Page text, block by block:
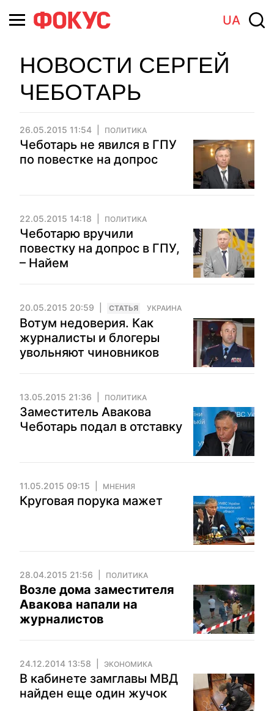
UA
НОВОСТИ СЕРГЕЙ
ЧЕБОТАРЬ
26.05.2015 11:54 ПОЛИТИКА
Чеботарь не явился в ГПУ
по повестке на допрос
22.05.2015 14:18 ПОЛИТИКА
Чеботарю вручили
повестку на допрос в ГПУ,
– Найем
20.05.2015 20:59 CТАТЬЯ УКРАИНА
Вотум недоверия. Как
журналисты и блогеры
увольняют чиновников
13.05.2015 21:36 ПОЛИТИКА
Заместитель Авакова
Чеботарь подал в отставку
11.05.2015 09:15 МНЕНИЯ
Круговая порука мажет
28.04.2015 21:56 ПОЛИТИКА
Возле дома заместителя
Авакова напали на
журналистов
24.12.2014 13:58 ЭКОНОМИКА
В кабинете замглавы МВД
найден еще один жучок